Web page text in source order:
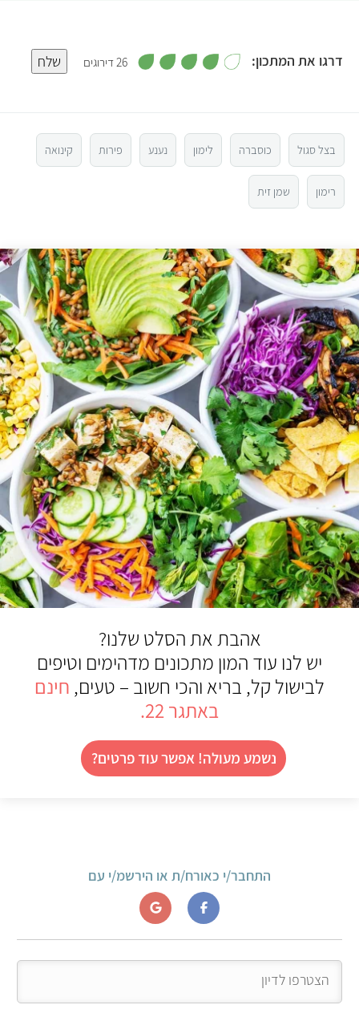
דרגו את המתכון:
3
2
1
26 דירוגים 3
ך
שלח
בצל סגול כוסברה לימון נענע פירות קינואה
רימון שמן זית
אהבת את הסלט שלנו?
יש לנו עוד המון מתכונים מדהימים וטיפים
לבישול קל, בריא והכי חשוב – טעים, חינם
באתגר 22.
נשמע מעולה! אפשר עוד פרטים?
התחבר/י כאורח/ת או הירשמ/י עם